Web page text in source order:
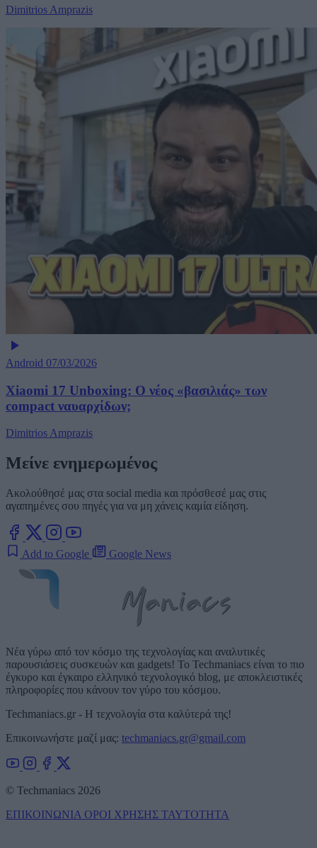
Dimitrios Amprazis
Android 07/03/2026
Xiaomi 17 Unboxing: Ο νέος «βασιλιάς» των
compact ναυαρχίδων;
Dimitrios Amprazis
Μείνε ενημερωμένος
Ακολούθησέ μας στα social media και πρόσθεσέ μας στις
αγαπημένες σου πηγές για να μη χάνεις καμία είδηση.
Add to Google Google News
Νέα γύρω από τον κόσμο της τεχνολογίας και αναλυτικές
παρουσιάσεις συσκευών και gadgets! Το Techmaniacs είναι το πιο
έγκυρο και έγκαιρο ελληνικό τεχνολογικό blog, με αποκλειστικές
πληροφορίες που κάνουν τον γύρο του κόσμου.
Techmaniacs.gr - Η τεχνολογία στα καλύτερά της!
Επικοινωνήστε μαζί μας: techmaniacs.gr@gmail.com
© Techmaniacs 2026
ΕΠΙΚΟΙΝΩΝΙΑ ΟΡΟΙ ΧΡΗΣΗΣ ΤΑΥΤΟΤΗΤΑ